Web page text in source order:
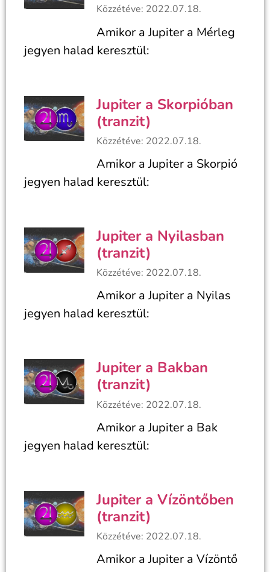
Közzétéve: 2022.07.18.
Amikor a Jupiter a Mérleg
jegyen halad keresztül:
Jupiter a Skorpióban
(tranzit)
Közzétéve: 2022.07.18.
Amikor a Jupiter a Skorpió
jegyen halad keresztül:
Jupiter a Nyilasban
(tranzit)
Közzétéve: 2022.07.18.
Amikor a Jupiter a Nyilas
jegyen halad keresztül:
Jupiter a Bakban
(tranzit)
Közzétéve: 2022.07.18.
Amikor a Jupiter a Bak
jegyen halad keresztül:
Jupiter a Vízöntőben
(tranzit)
Közzétéve: 2022.07.18.
Amikor a Jupiter a Vízöntő